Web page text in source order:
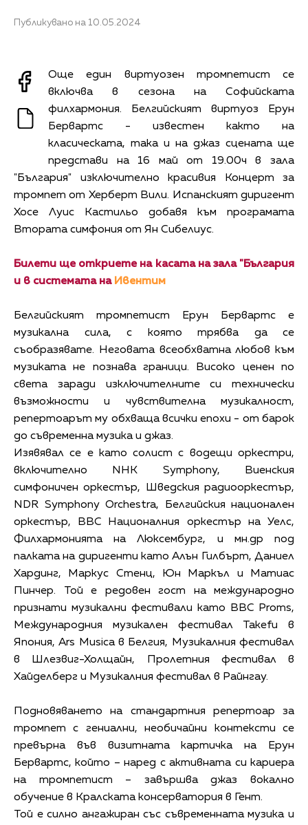
Публикувано на 10.05.2024
Още един виртуозен тромпетист се
включва в сезона на Софийската
филхармония. Белгийският виртуоз Ерун
Бервартс - известен както на
класическата, така и на джаз сцената ще
представи на 16 май от 19.00ч в зала
"България" изключително красивия Концерт за
тромпет от Херберт Вили. Испанският диригент
Хосе Луис Кастильо добавя към програмата
Втората симфония от Ян Сибелиус.
Билети ще откриете на касата на зала "България
и в системата на Ивентим
Белгийският тромпетист Ерун Бервартс е
музикална сила, с която трябва да се
съобразявате. Неговата всеобхватна любов към
музиката не познава граници. Високо ценен по
света заради изключителните си технически
възможности и чувствителна музикалност,
репертоарът му обхваща всички епохи - от барок
до съвременна музика и джаз.
Изявявал се е като солист с водещи оркестри,
включително NHK Symphony, Виенския
симфоничен оркестър, Шведския радиооркестър,
NDR Symphony Orchestra, Белгийския национален
оркестър, BBC Националния оркестър на Уелс,
Филхармонията на Люксембург, и мн.др под
палката на диригенти като Алън Гилбърт, Даниел
Хардинг, Маркус Стенц, Юн Маркъл и Матиас
Пинчер. Той е редовен гост на международно
признати музикални фестивали като BBC Proms,
Международния музикален фестивал Takefu в
Япония, Ars Musica в Белгия, Музикалния фестивал
в Шлезвиг-Холщайн, Пролетния фестивал в
Хайделберг и Музикалния фестивал в Райнгау.
Подновяването на стандартния репертоар за
тромпет с гениални, необичайни контексти се
превърна във визитната картичка на Ерун
Бервартс, който – наред с активната си кариера
на тромпетист – завършва джаз вокално
обучение в Кралската консерватория в Гент.
Той е силно ангажиран със съвременната музика и